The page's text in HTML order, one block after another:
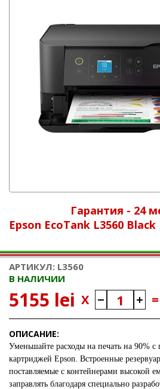
Гарантия - 24
Epson EcoTank L3560 Black
АРТИКУЛ: L3560
В НАЛИЧИИ
5155 lei X =
ОПИСАНИЕ:
Уменьшайте расходы на печать на 90% с
картриджей Epson. Встроенные
поставляемые с контейнерами высокой
заправлять благодаря специально